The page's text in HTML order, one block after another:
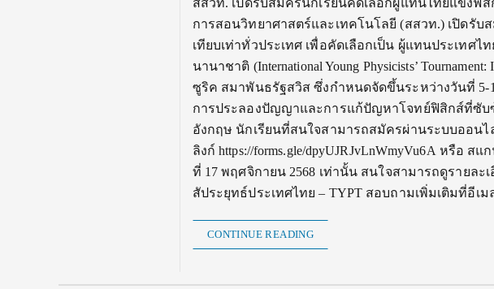
สสวท. เปิดรับสมัครนักเรียนคัดเลือกผู้แทนไทยแข่งฟิ
การสอนวิทยาศาสตร์และเทคโนโลยี (สสวท.) เปิดรั
เทียบเท่าทั่วประเทศ เพื่อคัดเลือกเป็น ผู้แทนประเทศ
นานาชาติ (International Young Physicists’
ซูริค สมาพันธรัฐสวิส ซึ่งกำหนดจัดขึ้นระหว่างวันที่ 5-
การประลองปัญญาและการแก้ปัญหาโจทย์ฟิสิกส์ที่ซับ
อังกฤษ นักเรียนที่สนใจสามารถสมัครผ่านระบบออนไ
ลิงก์ https://forms.gle/dpyUJRJvLnWmyVu6A หรือ
ที่ 17 พฤศจิกายน 2568 เท่านั้น สนใจสามารถดูรายละ
สัประยุทธ์ประเทศไทย – TYPT สอบถามเพิ่มเติมที่อีเมล
CONTINUE READING